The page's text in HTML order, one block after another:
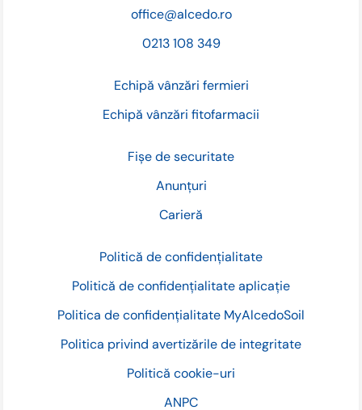
Fișe de securitate
Anunțuri
Carieră
Politică de confidențialitate
Politică de confidențialitate aplicație
Politica de confidențialitate MyAlcedoSoil
Politica privind avertizările de integritate
Politică cookie-uri
ANPC
office@alcedo.ro
0213 108 349
Echipă vânzări fermieri
Echipă vânzări fitofarmacii